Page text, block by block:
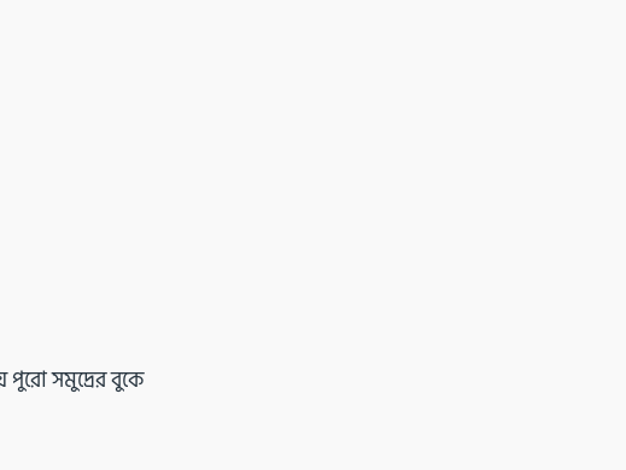
সমুদ্রের বুকে